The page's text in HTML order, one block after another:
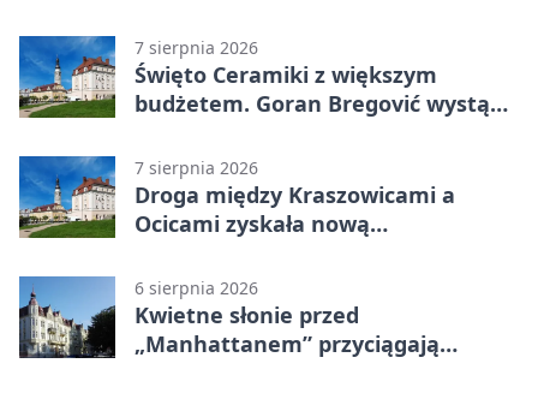
7 sierpnia 2026
Święto Ceramiki z większym
budżetem. Goran Bregović wystąpi
7 sierpnia 2026
Droga między Kraszowicami a
Ocicami zyskała nową
6 sierpnia 2026
Kwietne słonie przed
„Manhattanem” przyciągają